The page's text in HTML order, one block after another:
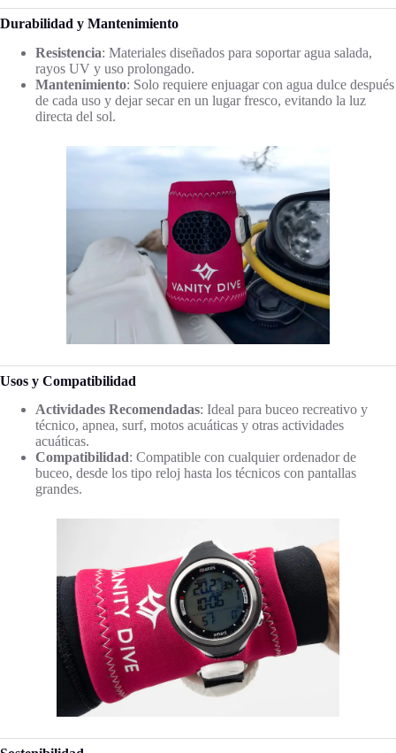
Durabilidad y Mantenimiento
Resistencia: Materiales diseñados para soportar agua salada,
rayos UV y uso prolongado.
Mantenimiento: Solo requiere enjuagar con agua dulce después
de cada uso y dejar secar en un lugar fresco, evitando la luz
directa del sol.
Usos y Compatibilidad
Actividades Recomendadas: Ideal para buceo recreativo y
técnico, apnea, surf, motos acuáticas y otras actividades
acuáticas.
Compatibilidad: Compatible con cualquier ordenador de
buceo, desde los tipo reloj hasta los técnicos con pantallas
grandes.